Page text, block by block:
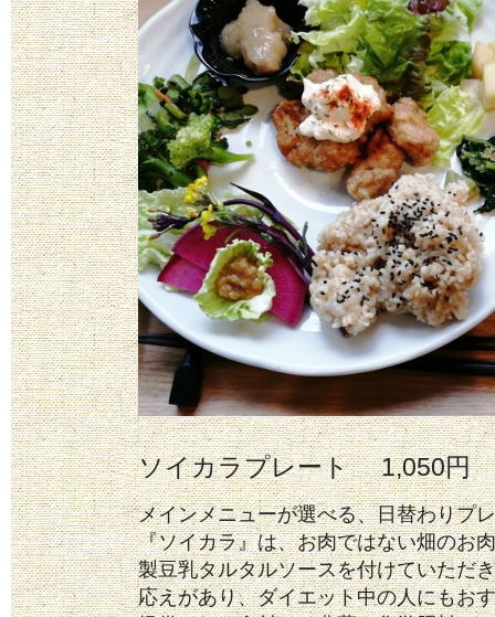
ソイカラプレート 1,050円
メインメニューが選べる、日替わりプ
『ソイカラ』は、お肉ではない畑のお
製豆乳タルタルソースを付けていただ
応えがあり、ダイエット中の人にもお